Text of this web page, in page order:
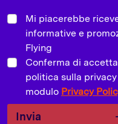
Mi piacerebbe
informative e
Flying
Conferma di
politica sulla
modulo Privacy
Invia